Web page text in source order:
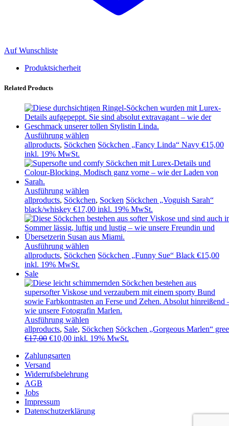
Auf Wunschliste
Produktsicherheit
Related Products
Ausführung wählen
allproducts, Söckchen Söckchen „Fancy Linda“ Navy €15,00
inkl. 19% MwSt.
Ausführung wählen
allproducts, Söckchen, Socken Söckchen „Voguish Sarah“
black/whiskey €17,00 inkl. 19% MwSt.
Ausführung wählen
allproducts, Söckchen Söckchen „Funny Sue“ Black €15,00
inkl. 19% MwSt.
Sale
Ausführung wählen
allproducts, Sale, Söckchen Söckchen „Gorgeous Marlen“
€17,00 Ursprünglicher
war:
€17,00
€10,00Aktueller
inkl. 19% MwSt.
Zahlungsarten
Versand
Widerrufsbelehrung
AGB
Jobs
Impressum
Datenschutzerklärung